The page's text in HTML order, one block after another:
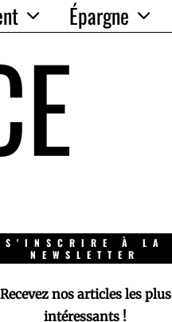
Épargne
S'INSCRIRE À LA
NEWSLETTER
Recevez nos articles les plus
intéressants !